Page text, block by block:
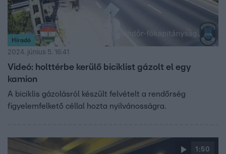
Híradó
2024. június 5. 16:41
Videó: holttérbe kerülő biciklist gázolt el egy
kamion
A biciklis gázolásról készült felvételt a rendőrség
figyelemfelkető céllal hozta nyilvánosságra.
1:50